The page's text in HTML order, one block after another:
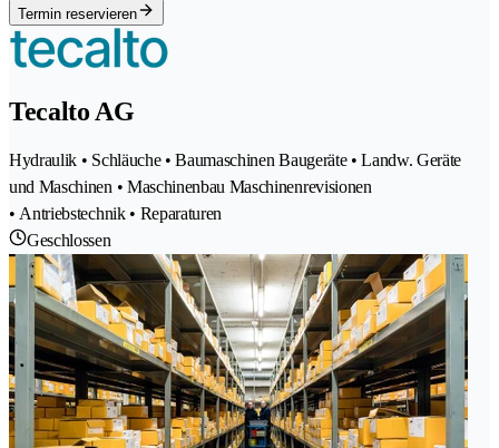
Termin reservieren
Tecalto AG
Hydraulik • Schläuche • Baumaschinen Baugeräte • Landw. Geräte
und Maschinen • Maschinenbau Maschinenrevisionen
• Antriebstechnik • Reparaturen
Geschlossen